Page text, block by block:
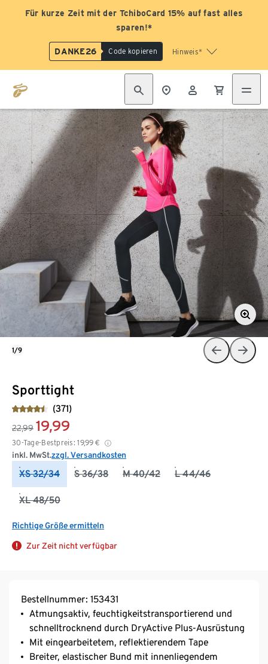
Für kurze Zeit mit der TchiboCard 15% auf fast alles
sparen!*
DANKE26 Code kopieren Hinweis*
Sporttight
(371)
22,99 19,99
30-Tage-Bestpreis: 19,99 €
inkl. MwSt.zzgl. Versandkosten
XS 32/34 S 36/38 M 40/42 L 44/46
XL 48/50
Richtige Größe ermitteln
Zur Zeit nicht verfügbar
1/9
Bestellnummer: 153431
Atmungsaktiv, feuchtigkeitstransportierend und
schnelltrocknend durch DryActive Plus-Ausrüstung
Mit eingearbeitetem, reflektierendem Tape
Breiter, elastischer Bund mit innenliegendem